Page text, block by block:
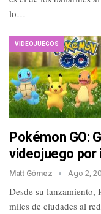
lo…
VIDEOJUEGOS
Pokémon GO:
videojuego por
Matt Gómez Ago 2,
Desde su lanzamiento,
miles de ciudades al